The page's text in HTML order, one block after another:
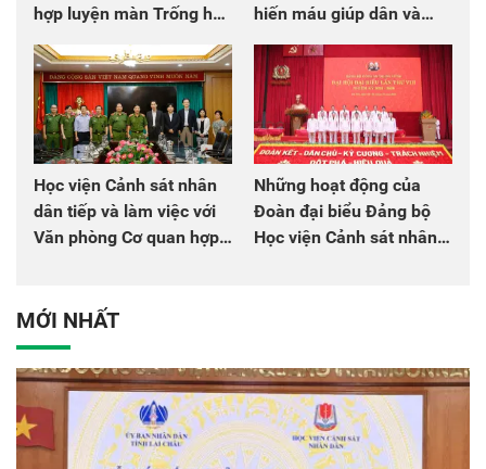
hợp luyện màn Trống hội
chào mừng Đại hội Đảng
hiến máu giúp dân và
đồng đội
Học viện Cảnh sát nhân
dân tiếp và làm việc với
Văn phòng Cơ quan hợp
Những hoạt động của
Đoàn đại biểu Đảng bộ
Học viện Cảnh sát nhân
MỚI NHẤT